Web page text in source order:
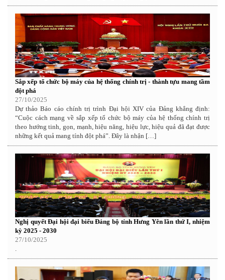
Sắp xếp tổ chức bộ máy của hệ thống chính trị - thành tựu mang tầm
đột phá
27/10/2025
Dự thảo Báo cáo chính trị trình Đại hội XIV của Đảng khẳng định:
“Cuộc cách mạng về sắp xếp tổ chức bộ máy của hệ thống chính trị
theo hướng tinh, gọn, mạnh, hiệu năng, hiệu lực, hiệu quả đã đạt được
những kết quả mang tính đột phá”. Đây là nhận […]
Nghị quyết Đại hội đại biểu Đảng bộ tỉnh Hưng Yên lần thứ I, nhiệm
kỳ 2025 - 2030
27/10/2025